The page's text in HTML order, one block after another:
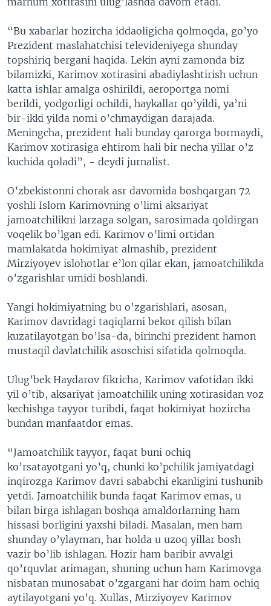
“Bu xabarlar hozircha iddaoligicha qolmoqda, go’yo
Prezident maslahatchisi televideniyega shunday
topshiriq bergani haqida. Lekin ayni zamonda biz
bilamizki, Karimov xotirasini abadiylashtirish uchun
katta ishlar amalga oshirildi, aeroportga nomi
berildi, yodgorligi ochildi, haykallar qo’yildi, ya’ni
bir-ikki yilda nomi o’chmaydigan darajada.
Meningcha, prezident hali bunday qarorga bormaydi,
Karimov xotirasiga ehtirom hali bir necha yillar o’z
kuchida qoladi”, - deydi jurnalist.
O’zbekistonni chorak asr davomida boshqargan 72
yoshli Islom Karimovning o’limi aksariyat
jamoatchilikni larzaga solgan, sarosimada qoldirgan
voqelik bo’lgan edi. Karimov o’limi ortidan
mamlakatda hokimiyat almashib, prezident
Mirziyoyev islohotlar e’lon qilar ekan, jamoatchilikda
o’zgarishlar umidi boshlandi.
Yangi hokimiyatning bu o’zgarishlari, asosan,
Karimov davridagi taqiqlarni bekor qilish bilan
kuzatilayotgan bo’lsa-da, birinchi prezident hamon
mustaqil davlatchilik asoschisi sifatida qolmoqda.
Ulug’bek Haydarov fikricha, Karimov vafotidan ikki
yil o’tib, aksariyat jamoatchilik uning xotirasidan voz
kechishga tayyor turibdi, faqat hokimiyat hozircha
bundan manfaatdor emas.
“Jamoatchilik tayyor, faqat buni ochiq
ko’rsatayotgani yo’q, chunki ko’pchilik jamiyatdagi
inqirozga Karimov davri sababchi ekanligini tushunib
yetdi. Jamoatchilik bunda faqat Karimov emas, u
bilan birga ishlagan boshqa amaldorlarning ham
hissasi borligini yaxshi biladi. Masalan, men ham
shunday o’ylayman, har holda u uzoq yillar bosh
vazir bo’lib ishlagan. Hozir ham baribir avvalgi
qo’rquvlar arimagan, shuning uchun ham Karimovga
nisbatan munosabat o’zgargani har doim ham ochiq
aytilayotgani yo’q. Xullas, Mirziyoyev Karimov